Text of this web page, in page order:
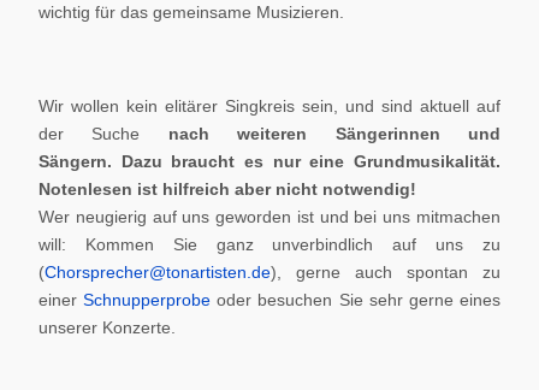
wichtig für das gemeinsame Musizieren.
Wir wollen kein elitärer Singkreis sein, und sind aktuell auf
der Suche nach weiteren Sängerinnen und
Sängern. Dazu braucht es nur eine Grundmusikalität.
Notenlesen ist hilfreich aber nicht notwendig!
Wer neugierig auf uns geworden ist und bei uns mitmachen
will: Kommen Sie ganz unverbindlich auf uns zu
(Chorsprecher@tonartisten.de), gerne auch spontan zu
einerSchnupperprobe oder besuchen Sie sehr gerne eines
unserer Konzerte.